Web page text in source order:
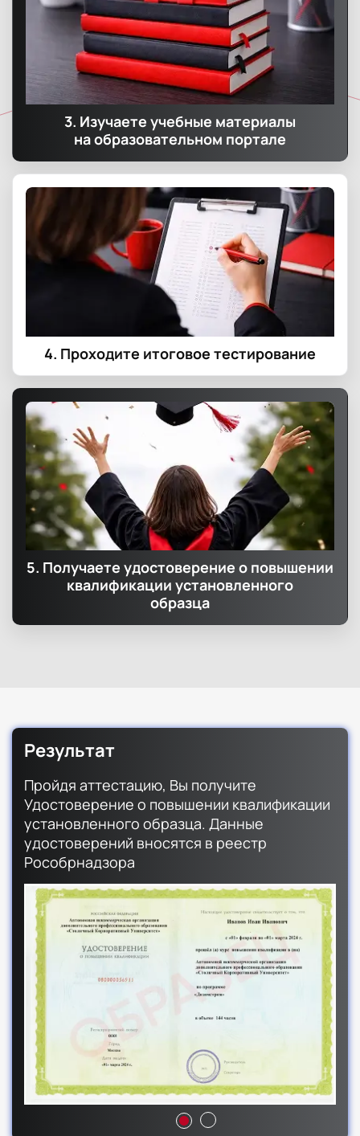
3. Изучаете учебные материалы
на образовательном портале
4. Проходите итоговое тестирование
5. Получаете удостоверение о повышении
квалификации установленного
образца
Результат
Пройдя аттестацию, Вы получите
Удостоверение о повышении квалификации
установленного образца. Данные
удостоверений вносятся в реестр
Рособрнадзора